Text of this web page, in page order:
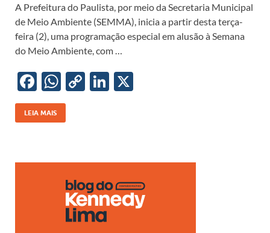
e
b
o
o
k
at
s
A
p
p
p
y
Li
n
k
k
e
dI
n
A Prefeitura do Paulista, por meio da Secretaria Municipal
de Meio Ambiente (SEMMA), inicia a partir desta terça-
feira (2), uma programação especial em alusão à Semana
do Meio Ambiente, com …
F
ac
e
o
W
h
at
A
p
p
C
Li
n
k
Li
dI
n
LEIA MAIS